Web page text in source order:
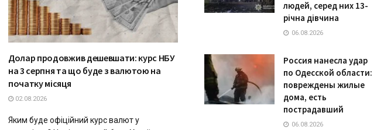
Долар продовжив дешевшати: курс НБУ
на 3 серпня та що буде з валютою на
початку місяця
02.08.2026
Яким буде офіційний курс валют у
людей, серед них 13-
річна дівчина
06.08.2026
Россия нанесла удар
по Одесской области:
повреждены жилые
дома, есть
пострадавший
06.08.2026